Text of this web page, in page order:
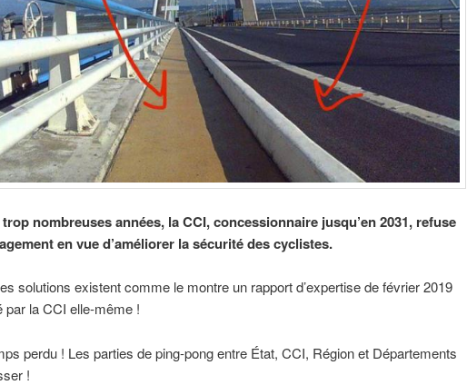
nombreuses années, la CCI, concessionnaire jusqu’en 2031, refuse
en vue d’améliorer la sécurité des cyclistes.
solutions existent comme le montre un rapport d’expertise de février 2019
par la CCI elle-même !
perdu ! Les parties de ping-pong entre État, CCI, Région et Départements
!